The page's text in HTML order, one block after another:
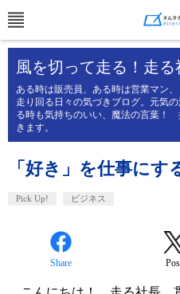
風を切って走る！走
ある時は販売員、ある時は営業マン
走り回る日々の気づきブログ。元気
る時も気持ちのいい、魔法の言葉！
きます。
「好き」を仕事に
Pick Up! ビジネス
Share